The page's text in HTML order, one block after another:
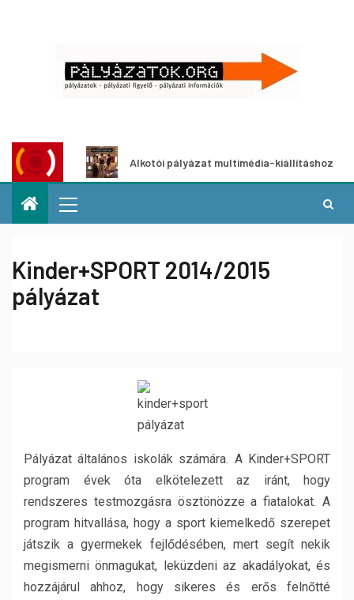
Alkotói pályázat multimédia-kiállításhoz
Kinder+SPORT 2014/2015
pályázat
Pályázat általános iskolák számára. A Kinder+SPORT
program évek óta elkötelezett az iránt, hogy
rendszeres testmozgásra ösztönözze a fiatalokat. A
program hitvallása, hogy a sport kiemelkedő szerepet
játszik a gyermekek fejlődésében, mert segít nekik
megismerni önmagukat, leküzdeni az akadályokat, és
hozzájárul ahhoz, hogy sikeres és erős felnőtté